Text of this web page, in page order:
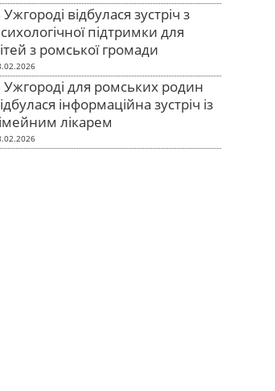
Ужгороді відбулася зустріч з
підтримки для
з ромської громади
Ужгороді для ромських родин
інформаційна зустріч із
лікарем